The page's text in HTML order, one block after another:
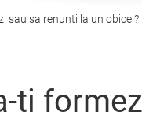
sau sa renunti la un obicei?
ti